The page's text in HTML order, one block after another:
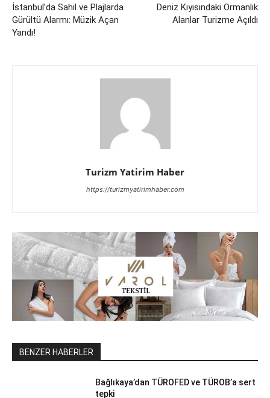
İstanbul’da Sahil ve Plajlarda
Gürültü Alarmı: Müzik Açan
Yandı!
Deniz Kıyısındaki Ormanlık
Alanlar Turizme Açıldı
Turizm Yatirim Haber
https://turizmyatirimhaber.com
BENZER HABERLER
Bağlıkaya’dan TÜROFED ve TÜROB’a sert
tepki